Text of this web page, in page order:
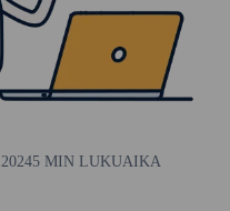
5 MIN LUKUAIKA